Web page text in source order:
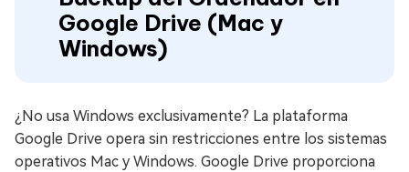
Google Drive (Mac y
Windows)
¿No usa Windows exclusivamente? La plataforma
Google Drive opera sin restricciones entre los sistemas
operativos Mac y Windows. Google Drive proporciona